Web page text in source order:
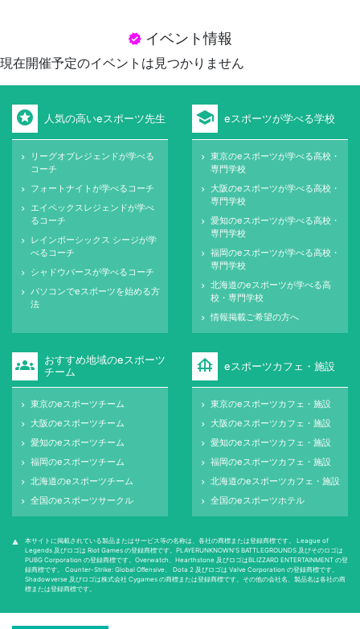
verified イベント情報
現在開催予定のイベントは見つかりません
stars 人気の高いeスポーツ先生
keyboard_arrow_right
リーグオブレジェンドが学べる
コーチ
keyboard_arrow_right フォートナイトが学べるコーチ
keyboard_arrow_right
エイペックスレジェンドが学べ
るコーチ
keyboard_arrow_right
レインボーシックス シージが学
べるコーチ
keyboard_arrow_right シャドウバースが学べるコーチ
keyboard_arrow_right
パソコンでeスポーツを始める方
法
school eスポーツが学べる学校
keyboard_arrow_right
東京のeスポーツが学べる高校・
専門学校
keyboard_arrow_right
大阪のeスポーツが学べる高校・
専門学校
keyboard_arrow_right
愛知のeスポーツが学べる高校・
専門学校
keyboard_arrow_right
福岡のeスポーツが学べる高校・
専門学校
keyboard_arrow_right
北海道のeスポーツが学べる高
校・専門学校
keyboard_arrow_right 情報掲載ご希望の方へ
groups
おすすめ地域のeスポーツ
チーム
keyboard_arrow_right 東京のeスポーツチーム
keyboard_arrow_right 大阪のeスポーツチーム
keyboard_arrow_right 愛知のeスポーツチーム
keyboard_arrow_right 福岡のeスポーツチーム
keyboard_arrow_right 北海道のeスポーツチーム
keyboard_arrow_right 全国のeスポーツサークル
foundation eスポーツカフェ・施設
keyboard_arrow_right 東京のeスポーツカフェ・施設
keyboard_arrow_right 大阪のeスポーツカフェ・施設
keyboard_arrow_right 愛知のeスポーツカフェ・施設
keyboard_arrow_right 福岡のeスポーツカフェ・施設
keyboard_arrow_right 北海道のeスポーツカフェ・施設
keyboard_arrow_right 全国のeスポーツホテル
warning
本サイトに掲載されている製品またはサービス等の名称は、各社の商標または登録商標です。 League of
Legends 及びロゴは Riot Games の登録商標です。PLAYERUNKNOWN'S BATTLEGROUNDS 及びそのロゴは
PUBG Corporation の登録商標です。Overwatch、Hearthstone 及びロゴはBLIZZARD ENTERTAINMENT の登
録商標です。 Counter-Strike: Global Oﬀensive、 Dota 2 及びロゴは Valve Corporation の登録商標です。
Shadowverse 及びロゴは株式会社 Cygames の商標または登録商標です。その他の会社名、製品名は各社の商
標または登録商標です。